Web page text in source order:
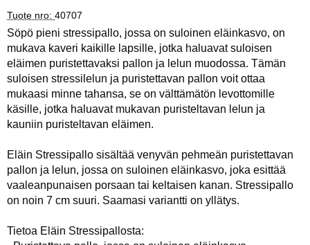
Tuote nro: 40707
Söpö pieni stressipallo, jossa on suloinen eläinkasvo, on
mukava kaveri kaikille lapsille, jotka haluavat suloisen
eläimen puristettavaksi pallon ja lelun muodossa. Tämän
suloisen stressilelun ja puristettavan pallon voit ottaa
mukaasi minne tahansa, se on välttämätön levottomille
käsille, jotka haluavat mukavan puristeltavan lelun ja
kauniin puristeltavan eläimen.
Eläin Stressipallo sisältää venyvän pehmeän puristettavan
pallon ja lelun, jossa on suloinen eläinkasvo, joka esittää
vaaleanpunaisen porsaan tai keltaisen kanan. Stressipallo
on noin 7 cm suuri. Saamasi variantti on yllätys.
Tietoa Eläin Stressipallosta: